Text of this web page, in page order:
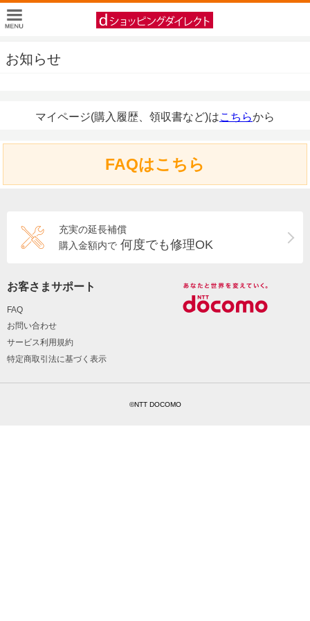
お知らせ
マイページ(購入履歴、領収書など)はこちらから
FAQはこちら
充実の延長補償
購入金額内で 何度でも修理OK
お客さまサポート
FAQ
お問い合わせ
サービス利用規約
特定商取引法に基づく表示
©NTT DOCOMO